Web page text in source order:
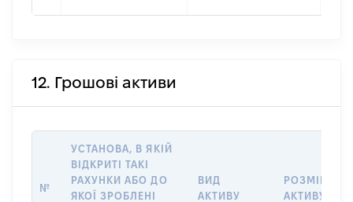
12. Грошові активи
№
УСТАНОВА, В ЯКІЙ
ВІДКРИТІ ТАКІ
РАХУНКИ АБО ДО
ЯКОЇ ЗРОБЛЕНІ
ВИД
АКТИВУ
РОЗМІР
АКТИВУ